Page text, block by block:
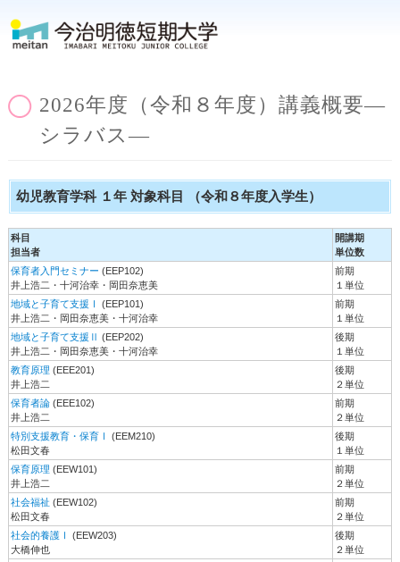
2026年度（令和８年度）講義概要―
シラバス―
幼児教育学科 １年 対象科目 （令和８年度入学生）
科目
担当者
開講期
単位数
保育者入門セミナー (EEP102)
井上浩二・十河治幸・岡田奈恵美
前期
１単位
地域と子育て支援Ⅰ
(EEP101)
井上浩二・岡田奈恵美・十河治幸
前期
１単位
地域と子育て支援Ⅱ (EEP202)
井上浩二・岡田奈恵美・十河治幸
後期
１単位
教育原理 (EEE201)
井上浩二
後期
２単位
保育者論(EEE102)
井上浩二
前期
２単位
特別支援教育・保育Ⅰ
(EEM210)
松田文春
後期
１単位
保育原理 (EEW101)
井上浩二
前期
２単位
社会福祉 (EEW102)
松田文春
前期
２単位
社会的養護Ⅰ
(EEW203)
大橋伸也
後期
２単位